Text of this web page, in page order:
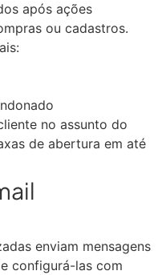
após ações
ou cadastros.
no assunto do
de abertura em até
enviam mensagens
configurá-las com